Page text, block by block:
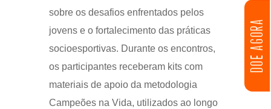
DOE AGORA
sobre os desafios enfrentados pelos
jovens e o fortalecimento das práticas
socioesportivas. Durante os encontros,
os participantes receberam kits com
materiais de apoio da metodologia
Campeões na Vida, utilizados ao longo